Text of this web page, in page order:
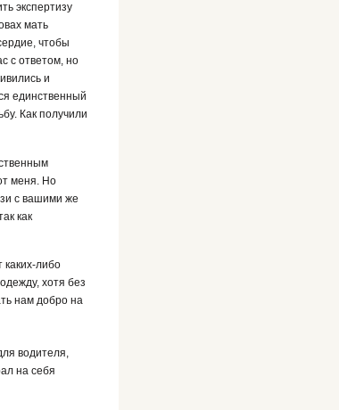
экспертизу
мать
чтобы
с ответом, но
и
единственный
Как получили
меня. Но
с вашими же
как
каких-либо
хотя без
нам добро на
водителя,
на себя